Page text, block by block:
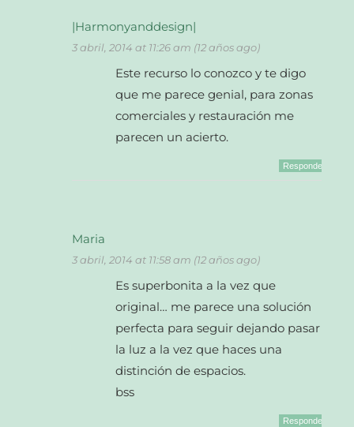
|Harmonyanddesign|
3 abril, 2014 at 11:26 am (12 años ago)
Este recurso lo conozco y te digo
que me parece genial, para zonas
comerciales y restauración me
parecen un acierto.
Responder
Maria
3 abril, 2014 at 11:58 am (12 años ago)
Es superbonita a la vez que
original… me parece una solución
perfecta para seguir dejando pasar
la luz a la vez que haces una
distinción de espacios.
bss
Responder